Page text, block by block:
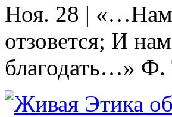
Ноя. 28 | «…Нам
отзовется; И
благодать…»